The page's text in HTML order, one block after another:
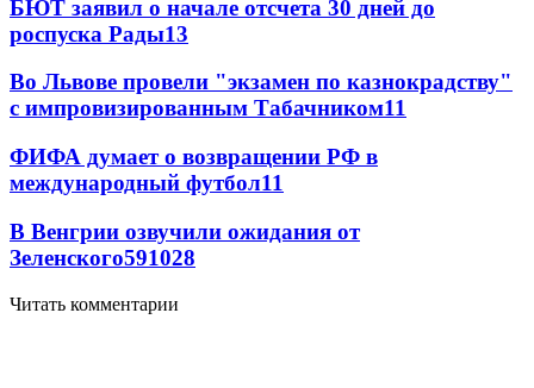
БЮТ заявил о начале отсчета 30 дней до
роспуска Рады13
Во Львове провели "экзамен по казнокрадству"
с импровизированным Табачником11
ФИФА думает о возвращении РФ в
международный футбол11
В Венгрии озвучили ожидания от
Зеленского591028
Читать комментарии